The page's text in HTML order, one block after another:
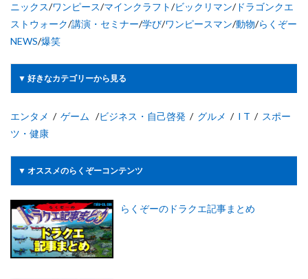
ニックス/ワンピース/マインクラフト/ビックリマン/ドラゴンクエ
ストウォーク/講演・セミナー/学び/ワンピースマン/動物/らくぞー
NEWS/爆笑
▼ 好きなカテゴリーから見る
エンタメ / ゲーム /ビジネス・自己啓発 / グルメ / I T / スポー
ツ・健康
▼ オススメのらくぞーコンテンツ
らくぞーのドラクエ記事まとめ